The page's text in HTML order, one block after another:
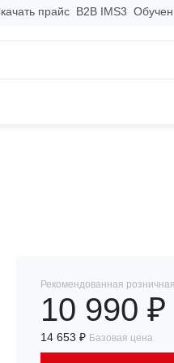
прайс B2B IMS3
Рекомендованная
10 990 ₽
14 653 ₽ Базовая цена